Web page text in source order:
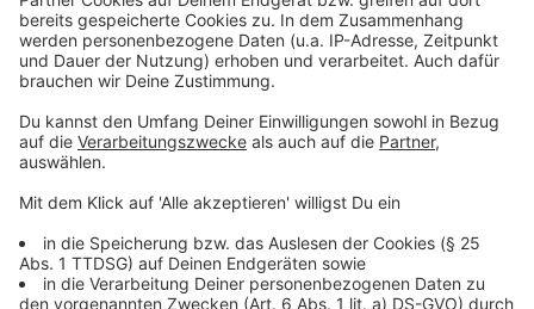
so lustig wie immer.
Anzeige
Anzeige